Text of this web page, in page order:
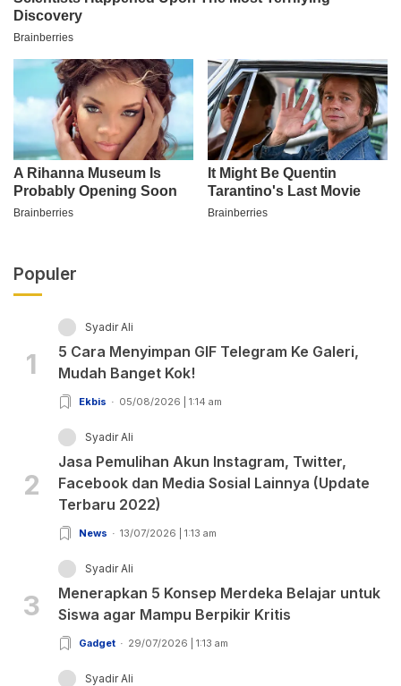
Populer
1
Syadir Ali
5 Cara Menyimpan GIF Telegram Ke Galeri,
Mudah Banget Kok!
Ekbis 05/08/2026 | 1:14 am
2
Syadir Ali
Jasa Pemulihan Akun Instagram, Twitter,
Facebook dan Media Sosial Lainnya (Update
Terbaru 2022)
News 13/07/2026 | 1:13 am
3
Syadir Ali
Menerapkan 5 Konsep Merdeka Belajar untuk
Siswa agar Mampu Berpikir Kritis
Gadget 29/07/2026 | 1:13 am
Syadir Ali